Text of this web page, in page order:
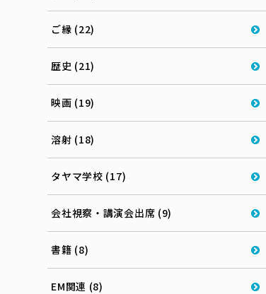
ご縁 (22)
歴史 (21)
映画 (19)
溶射 (18)
タヤマ学校 (17)
会社視察・講演会出席 (9)
書籍 (8)
EM関連 (8)